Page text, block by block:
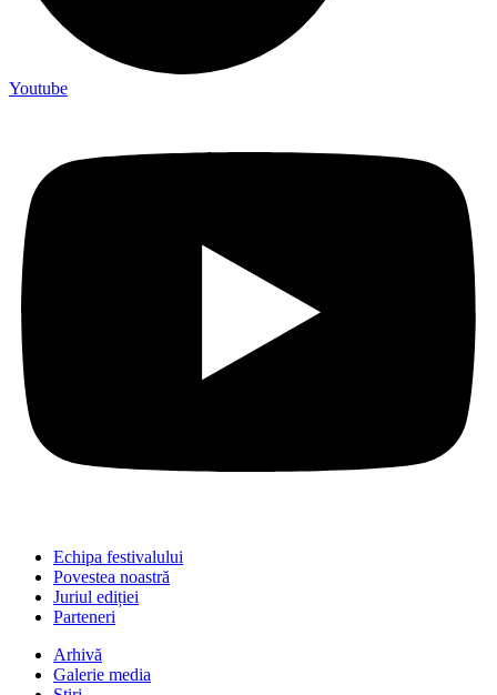
Youtube
Echipa festivalului
Povestea noastră
Juriul ediției
Parteneri
Arhivă
Galerie media